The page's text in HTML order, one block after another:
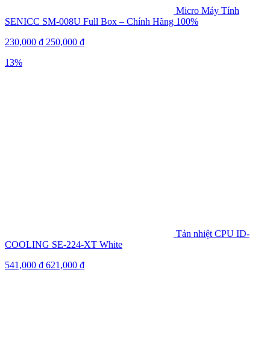
Micro Máy Tính
SENICC SM-008U Full Box – Chính Hãng 100%
230,000 ₫ 250,000 ₫
13%
Tản nhiệt CPU ID-
COOLING SE-224-XT White
541,000 ₫ 621,000 ₫